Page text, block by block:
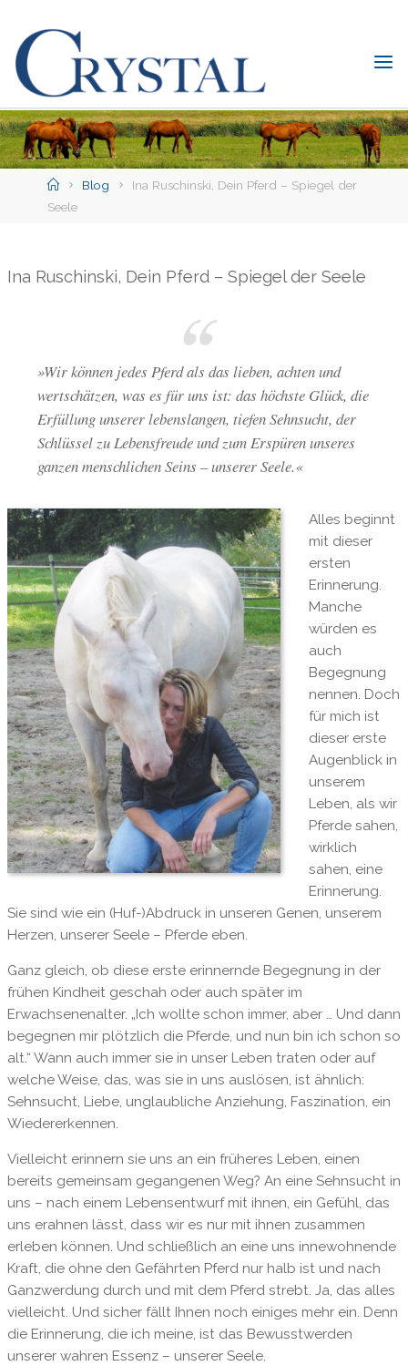
content
Crystal
Verlag
DER
ONLINE-
SHOP
PFERDEFREUNDE
HomeBlog
Ina Ruschinski, Dein Pferd – Spiegel der
Seele
Ina Ruschinski, Dein Pferd – Spiegel der Seele
»Wir können jedes Pferd als das lieben, achten und
wertschätzen, was es für uns ist: das höchste Glück, die
Erfüllung unserer lebenslangen, tiefen Sehnsucht, der
Schlüssel zu Lebensfreude und zum Erspüren unseres
ganzen menschlichen Seins – unserer Seele.«
Alles beginnt
mit dieser
ersten
Erinnerung.
Manche
würden es
auch
Begegnung
nennen. Doch
für mich ist
dieser erste
Augenblick in
unserem
Leben, als wir
Pferde sahen,
wirklich
sahen, eine
Erinnerung.
Sie sind wie ein (Huf-)Abdruck in unseren Genen, unserem
Herzen, unserer Seele – Pferde eben.
Ganz gleich, ob diese erste erinnernde Begegnung in der
frühen Kindheit geschah oder auch später im
Erwachsenenalter. „Ich wollte schon immer, aber … Und dann
begegnen mir plötzlich die Pferde, und nun bin ich schon so
alt.“ Wann auch immer sie in unser Leben traten oder auf
welche Weise, das, was sie in uns auslösen, ist ähnlich:
Sehnsucht, Liebe, unglaubliche Anziehung, Faszination, ein
Wiedererkennen.
Vielleicht erinnern sie uns an ein früheres Leben, einen
bereits gemeinsam gegangenen Weg? An eine Sehnsucht in
uns – nach einem Lebensentwurf mit ihnen, ein Gefühl, das
uns erahnen lässt, dass wir es nur mit ihnen zusammen
erleben können. Und schließlich an eine uns innewohnende
Kraft, die ohne den Gefährten Pferd nur halb ist und nach
Ganzwerdung durch und mit dem Pferd strebt. Ja, das alles
vielleicht. Und sicher fällt Ihnen noch einiges mehr ein. Denn
die Erinnerung, die ich meine, ist das Bewusstwerden
unserer wahren Essenz – unserer Seele.